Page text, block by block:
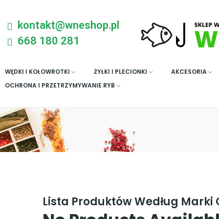
kontakt@wneshop.pl
668 180 281
WĘDKI I KOŁOWROTKI ŻYŁKI I PLECIONKI
AKCESORIA
OCHRONA I PRZETRZYMYWANIE RYB
Lista Produktów Według Marki